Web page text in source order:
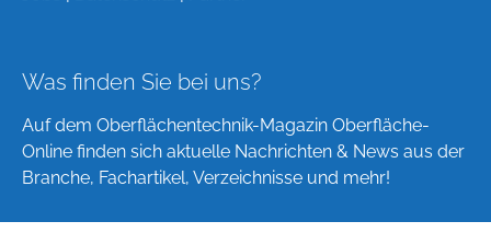
Was finden Sie bei uns?
Auf dem Oberflächentechnik-Magazin Oberfläche-
Online finden sich aktuelle Nachrichten & News aus der
Branche, Fachartikel, Verzeichnisse und mehr!